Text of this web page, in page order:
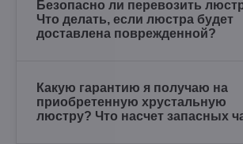
Безопасно ли перевозить
Что делать, если люстра будет
доставлена поврежденной?
Какую гарантию я получаю на
приобретенную хрустальную
люстру? Что насчет запасных